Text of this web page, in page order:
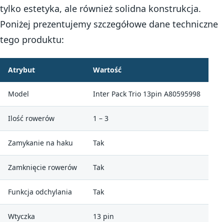
tylko estetyka, ale również solidna konstrukcja.
Poniżej prezentujemy szczegółowe dane techniczne
tego produktu:
Atrybut Wartość
Model Inter Pack Trio 13pin A80595998
Ilość rowerów 1 – 3
Zamykanie na haku Tak
Zamknięcie rowerów Tak
Funkcja odchylania Tak
Wtyczka 13 pin